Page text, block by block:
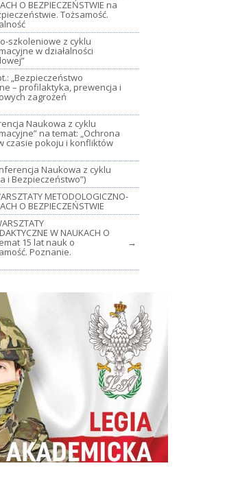
O BEZPIECZEŃSTWIE na
Tożsamość.
szkoleniowe z cyklu
w działalności
„Bezpieczeństwo
– profilaktyka, prewencja i
zagrożeń
Naukowa z cyklu
na temat: „Ochrona
czasie pokoju i konfliktów
Naukowa z cyklu
i Bezpieczeństwo”)
METODOLOGICZNO-
O BEZPIECZEŃSTWIE
W NAUKACH O
15 lat nauk o
Poznanie.
→